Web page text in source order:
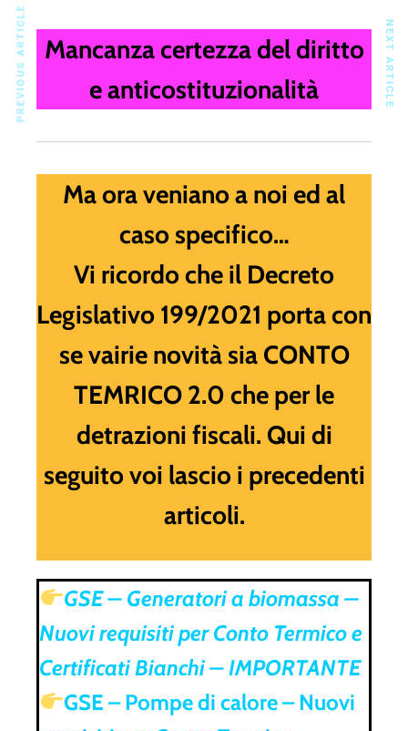
Mancanza certezza del diritto
e anticostituzionalità
Ma ora veniano a noi ed al
caso specifico…
Vi ricordo che il Decreto
Legislativo 199/2021 porta con
se vairie novità sia CONTO
TEMRICO 2.0 che per le
detrazioni fiscali. Qui di
seguito voi lascio i precedenti
articoli.
GSE – Generatori a biomassa –
Nuovi requisiti per Conto Termico e
Certificati Bianchi – IMPORTANTE
GSE – Pompe di calore – Nuovi
PREVIOUS ARTICLE NEXT ARTICLE